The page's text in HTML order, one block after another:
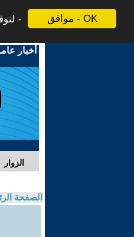
موافق - OK
أخبار
الزوار
الصفحة